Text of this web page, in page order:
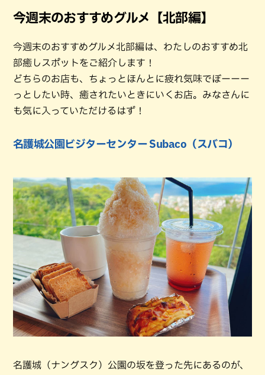
今週末のおすすめグルメ【北部編】
今週末のおすすめグルメ北部編は、わたしのおすすめ北
部癒しスポットをご紹介します！
どちらのお店も、ちょっとほんとに疲れ気味でぼーーー
っとしたい時、癒されたいときにいくお店。みなさんに
も気に入っていただけるはず！
名護城公園ビジターセンター Subaco（スバコ）
名護城（ナングスク）公園の坂を登った先にあるのが、